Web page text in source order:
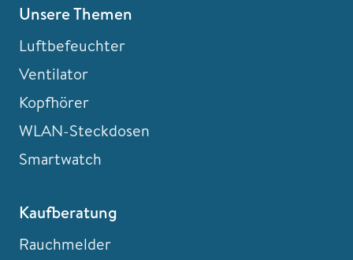
Unsere Themen
Luftbefeuchter
Ventilator
Kopfhörer
WLAN-Steckdosen
Smartwatch
Kaufberatung
Rauchmelder